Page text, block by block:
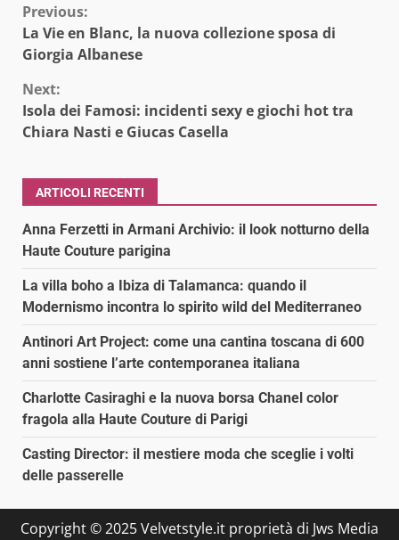
Continue
Reading
Previous:
La Vie en Blanc, la nuova collezione sposa di
Giorgia Albanese
Next:
Isola dei Famosi: incidenti sexy e giochi hot tra
Chiara Nasti e Giucas Casella
ARTICOLI RECENTI
Anna Ferzetti in Armani Archivio: il look notturno della
Haute Couture parigina
La villa boho a Ibiza di Talamanca: quando il
Modernismo incontra lo spirito wild del Mediterraneo
Antinori Art Project: come una cantina toscana di 600
anni sostiene l’arte contemporanea italiana
Charlotte Casiraghi e la nuova borsa Chanel color
fragola alla Haute Couture di Parigi
Casting Director: il mestiere moda che sceglie i volti
delle passerelle
Copyright © 2025 Velvetstyle.it proprietà di Jws Media